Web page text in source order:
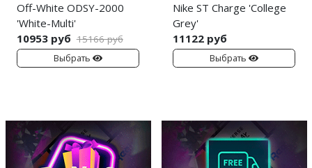
Off-White ODSY-2000
'White-Multi'
10953 руб 15166 руб
Выбрать
Nike ST Charge 'College
Grey'
11122 руб
Выбрать